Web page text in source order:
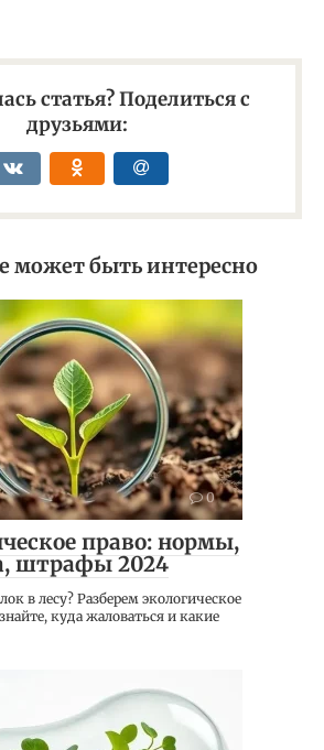
статья? Поделиться с
друзьями:
может быть интересно
0
право: нормы,
штрафы 2024
в лесу? Разберем экологическое
куда жаловаться и какие